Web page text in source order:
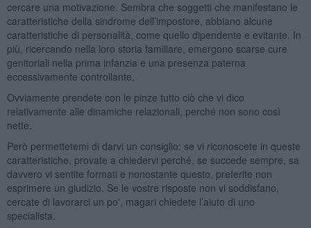
cercare una motivazione. Sembra che soggetti che manifestano le
caratteristiche della sindrome dell’impostore, abbiano alcune
caratteristiche di personalità, come quello dipendente e evitante. In
più, ricercando nella loro storia familiare, emergono scarse cure
genitoriali nella prima infanzia e una presenza paterna
eccessivamente controllante.
Ovviamente prendete con le pinze tutto ciò che vi dico
relativamente alle dinamiche relazionali, perché non sono così
nette.
Però permettetemi di darvi un consiglio: se vi riconoscete in queste
caratteristiche, provate a chiedervi perché, se succede sempre, sa
davvero vi sentite formati e nonostante questo, preferite non
esprimere un giudizio. Se le vostre risposte non vi soddisfano,
cercate di lavorarci un po', magari chiedete l’aiuto di uno
specialista.